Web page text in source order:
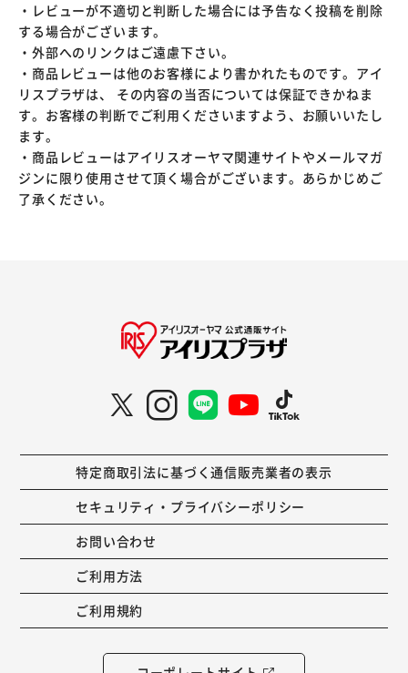
・レビューが不適切と判断した場合には予告なく投稿を削除
する場合がございます。
・外部へのリンクはご遠慮下さい。
・商品レビューは他のお客様により書かれたものです。アイ
リスプラザは、 その内容の当否については保証できかねま
す。お客様の判断でご利用くださいますよう、お願いいたし
ます。
・商品レビューはアイリスオーヤマ関連サイトやメールマガ
ジンに限り使用させて頂く場合がございます。あらかじめご
了承ください。
特定商取引法に基づく通信販売業者の表示
セキュリティ・プライバシーポリシー
お問い合わせ
ご利用方法
ご利用規約